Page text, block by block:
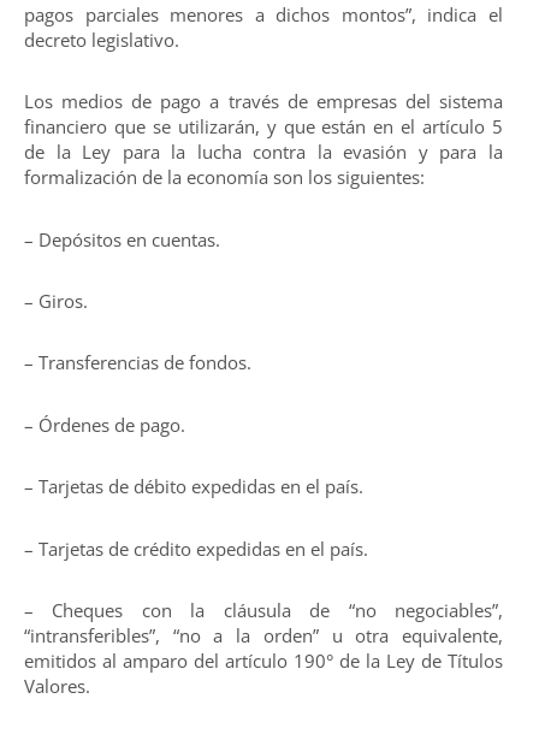
pagos parciales menores a dichos montos”, indica el
decreto legislativo.
Los medios de pago a través de empresas del sistema
financiero que se utilizarán, y que están en el artículo 5
de la Ley para la lucha contra la evasión y para la
formalización de la economía son los siguientes:
– Depósitos en cuentas.
– Giros.
– Transferencias de fondos.
– Órdenes de pago.
– Tarjetas de débito expedidas en el país.
– Tarjetas de crédito expedidas en el país.
– Cheques con la cláusula de “no negociables”,
“intransferibles”, “no a la orden” u otra equivalente,
emitidos al amparo del artículo 190° de la Ley de Títulos
Valores.